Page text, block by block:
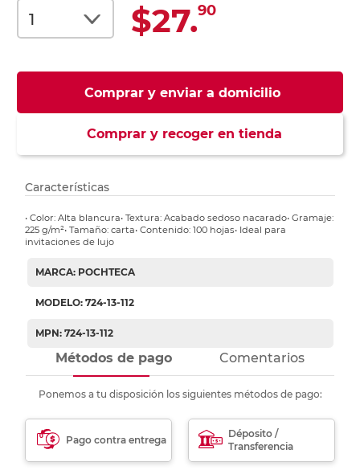
$27.90
Comprar y enviar a domicilio
Comprar y recoger en tienda
Características
• Color: Alta blancura• Textura: Acabado sedoso nacarado• Gramaje:
225 g/m²• Tamaño: carta• Contenido: 100 hojas• Ideal para
invitaciones de lujo
MARCA: POCHTECA
MODELO: 724-13-112
MPN: 724-13-112
Métodos de pago Comentarios
Ponemos a tu disposición los siguientes métodos de pago:
Pago contra entrega
Déposito /
Transferencia